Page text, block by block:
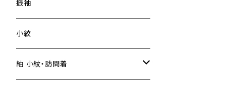
振袖
小紋
紬 小紋・訪問着